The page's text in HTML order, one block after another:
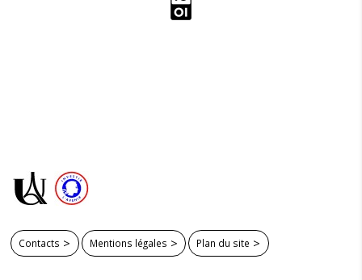
Contacts Mentions légales Plan du site